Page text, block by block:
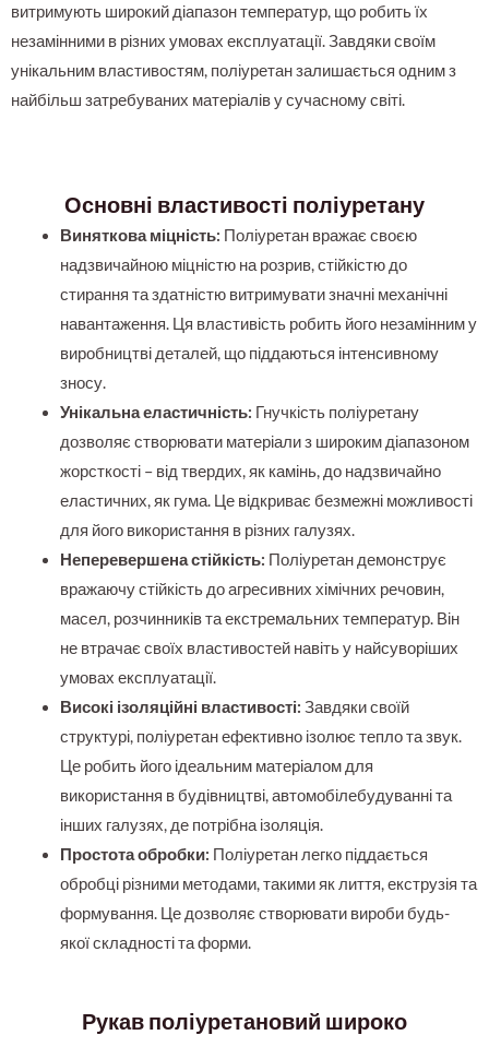
витримують широкий діапазон температур, що робить їх
незамінними в різних умовах експлуатації. Завдяки своїм
унікальним властивостям, поліуретан залишається одним з
найбільш затребуваних матеріалів у сучасному світі.
Основні властивості поліуретану
Виняткова міцність: Поліуретан вражає своєю
надзвичайною міцністю на розрив, стійкістю до
стирання та здатністю витримувати значні механічні
навантаження. Ця властивість робить його незамінним у
виробництві деталей, що піддаються інтенсивному
зносу.
Унікальна еластичність: Гнучкість поліуретану
дозволяє створювати матеріали з широким діапазоном
жорсткості – від твердих, як камінь, до надзвичайно
еластичних, як гума. Це відкриває безмежні можливості
для його використання в різних галузях.
Неперевершена стійкість: Поліуретан демонструє
вражаючу стійкість до агресивних хімічних речовин,
масел, розчинників та екстремальних температур. Він
не втрачає своїх властивостей навіть у найсуворіших
умовах експлуатації.
Високі ізоляційні властивості: Завдяки своїй
структурі, поліуретан ефективно ізолює тепло та звук.
Це робить його ідеальним матеріалом для
використання в будівництві, автомобілебудуванні та
інших галузях, де потрібна ізоляція.
Простота обробки: Поліуретан легко піддається
обробці різними методами, такими як лиття, екструзія та
формування. Це дозволяє створювати вироби будь-
якої складності та форми.
Рукав поліуретановий широко